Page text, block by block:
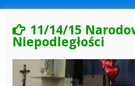
11/14/15
Niepodległości